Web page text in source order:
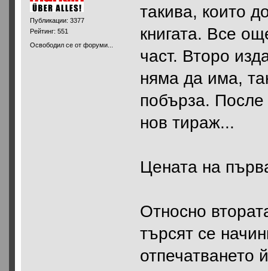
Публикации: 3377
Рейтинг: 551
Освободил се от форуми...
такива, които
книгата. Все
част. Второ
няма да има,
побърза.
нов тираж...
Цената на
Относно
търсят се
отпечатването